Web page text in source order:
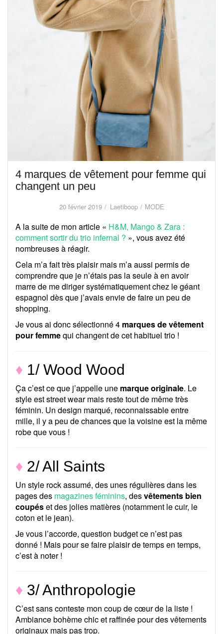
4 marques de vêtement pour femme qui
changent un peu
20 février 2019 Laetiboop MODE
A la suite de mon article « H&M, Mango & Zara :
comment sortir du trio infernal ? », vous avez été
nombreuses à réagir.
Cela m’a fait très plaisir mais m’a aussi permis de
comprendre que je n’étais pas la seule à en avoir
marre de me diriger systématiquement chez le géant
espagnol dès que j’avais envie de faire un peu de
shopping.
Je vous ai donc sélectionné 4 marques de vêtement
pour femmequi changent de cet habituel trio !
♦ 1/ Wood Wood
Ça c’est ce que j’appelle une marque originale. Le
style est street wear mais reste tout de même très
féminin. Un design marqué, reconnaissable entre
mille, il y a peu de chances que la voisine est la même
robe que vous !
♦ 2/ All Saints
Un style rock assumé, des unes régulières dans les
pages des magazines féminins, desvêtements bien
coupéset des jolies matières (notamment le cuir, le
coton et le jean).
Je vous l’accorde, question budget ce n’est pas
donné ! Mais pour se faire plaisir de temps en temps,
c’est à noter !
♦ 3/ Anthropologie
C’est sans conteste mon coup de cœur de la liste !
Ambiance bohème chic et raffinée pour des vêtements
originaux mais pas trop.